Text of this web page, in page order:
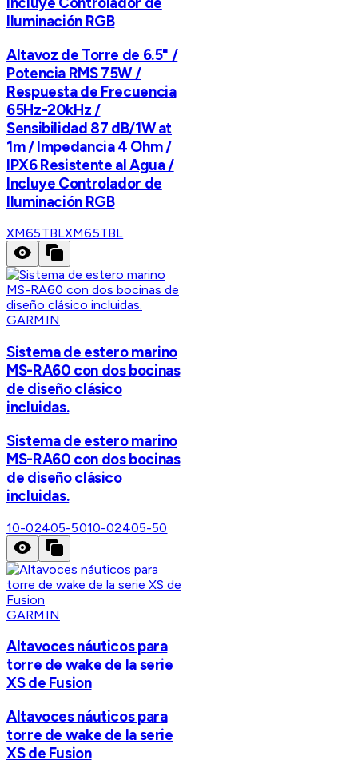
Iluminación RGB
Altavoz de Torre de 6.5" /
Potencia RMS 75W /
Respuesta de Frecuencia
65Hz-20kHz /
Sensibilidad 87 dB/1W at
1m / Impedancia 4 Ohm /
IPX6 Resistente al Agua /
Incluye Controlador de
Iluminación RGB
XM65TBLXM65TBL
GARMIN
Sistema de estero marino
MS-RA60 con dos bocinas
de diseño clásico
incluidas.
Sistema de estero marino
MS-RA60 con dos bocinas
de diseño clásico
incluidas.
10-02405-5010-02405-50
GARMIN
Altavoces náuticos para
torre de wake de la serie
XS de Fusion
Altavoces náuticos para
torre de wake de la serie
XS de Fusion